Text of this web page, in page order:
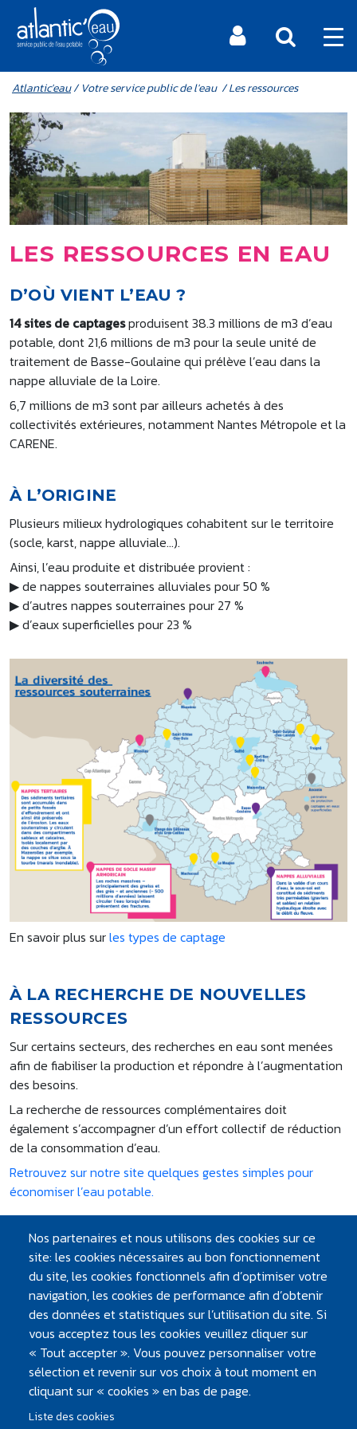
Aller au contenu principal
MENU MOBILE
FIL D'ARIANE
Atlantic'eau/ Votre service public de l'eau / Les ressources
LES RESSOURCES EN EAU
D’OÙ VIENT L’EAU ?
14 sites de captagesproduisent 38.3 millions de m3 d’eau
potable, dont 21,6 millions de m3 pour la seule unité de
traitement de Basse-Goulaine qui prélève l’eau dans la
nappe alluviale de la Loire.
6,7 millions de m3 sont par ailleurs achetés à des
collectivités extérieures, notamment Nantes Métropole et la
CARENE.
À L’ORIGINE
Plusieurs milieux hydrologiques cohabitent sur le territoire
(socle, karst, nappe alluviale…).
Ainsi, l’eau produite et distribuée provient :
▶ de nappes souterraines alluviales pour 50 %
▶ d’autres nappes souterraines pour 27 %
▶ d’eaux superficielles pour 23 %
En savoir plus surles types de captage
À LA RECHERCHE DE NOUVELLES
RESSOURCES
Sur certains secteurs, des recherches en eau sont menées
afin de fiabiliser la production et répondre à l’augmentation
des besoins.
La recherche de ressources complémentaires doit
également s’accompagner d’un effort collectif de réduction
de la consommation d’eau.
Retrouvez sur notre site quelques gestes simples pour
économiser l’eau potable.
À VOIR, À LIRE
Atlantic'eau
le Mag
Articles, dossiers, chiffres clés... retrouvez toute
l'info en ligne !
Nos partenaires et nous utilisons des cookies sur ce
site: les cookies nécessaires au bon fonctionnement
du site, les cookies fonctionnels afin d’optimiser votre
navigation, les cookies de performance afin d’obtenir
des données et statistiques sur l’utilisation du site. Si
vous acceptez tous les cookies veuillez cliquer sur
« Tout accepter ». Vous pouvez personnaliser votre
sélection et revenir sur vos choix à tout moment en
cliquant sur « cookies » en bas de page.
Liste des cookies